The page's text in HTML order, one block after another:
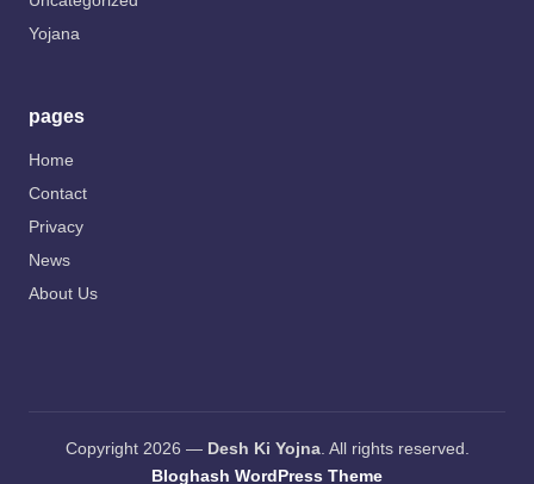
Yojana
pages
Home
Contact
Privacy
News
About Us
Copyright 2026 — Desh Ki Yojna. All rights reserved.
Bloghash WordPress Theme